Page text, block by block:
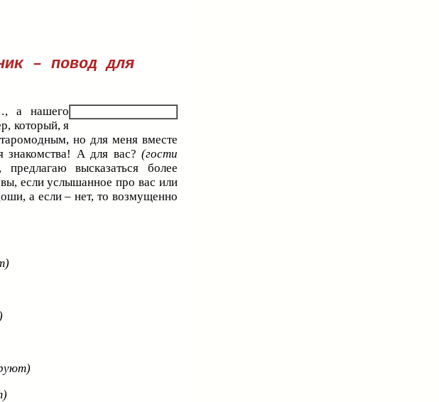
– повод для
а нашего
который, я
но для меня вместе
знакомства! А для вас? (гости
высказаться более
если услышанное про вас или
а если – нет, то возмущенно